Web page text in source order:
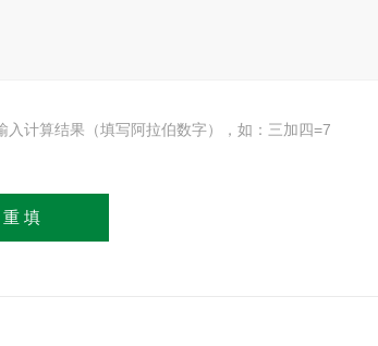
入计算结果（填写阿拉伯数字），如：三加四=7